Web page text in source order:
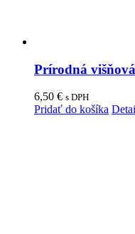
Prírodná
6,50 € s DPH
Pridať do košíka